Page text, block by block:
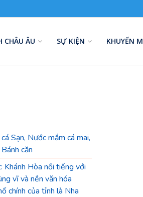
CHÂU ÂU SỰ KIỆN KHUYẾN
Sạn, Nước mắm cá mai,
căn
Khánh Hòa nổi tiếng với
vĩ và nền văn hóa
chính của tỉnh là Nha